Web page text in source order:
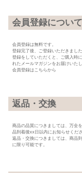
会員登録について
会員登録は無料です。
登録完了後、ご登録いただきまし
登録をしていただくと、ご購入時
れたメールマガジンをお届けいたし
会員登録は こちらから
返品・交換
商品の品質につきましては、万全
品到着後xx日以内にお知らせくださ
返品・交換につきましては、商品
に限り可能です。